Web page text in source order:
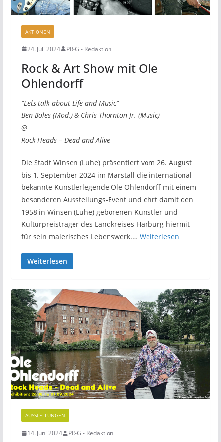
AKTIONEN
24. Juli 2024 PR-G - Redaktion
Rock & Art Show mit Ole
Ohlendorff
“Let´s talk about Life and Music”
Ben Boles (Mod.) & Chris Thornton Jr. (Music)
@
Rock Heads – Dead and Alive
Die Stadt Winsen (Luhe) präsentiert vom 26. August
bis 1. September 2024 im Marstall die international
bekannte Künstlerlegende Ole Ohlendorff mit einem
besonderen Ausstellungs-Event und ehrt damit den
1958 in Winsen (Luhe) geborenen Künstler und
Kulturpreisträger des Landkreises Harburg hiermit
für sein malerisches Lebenswerk.… Weiterlesen
Weiterlesen
AUSSTELLUNGEN
14. Juni 2024 PR-G - Redaktion